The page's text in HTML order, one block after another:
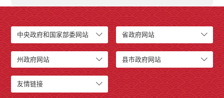
中央政府和国家部委网站 省政府网站
州政府网站 县市政府网站
友情链接